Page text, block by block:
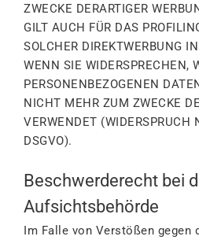
ZWECKE DERARTIGER
GILT AUCH FÜR DAS
SOLCHER DIREKTWERBUNG
WENN SIE WIDERSPRECHEN,
PERSONENBEZOGENEN
NICHT MEHR ZUM ZWECKE
VERWENDET (WIDERSPRUCH
DSGVO).
Beschwerderecht bei
Aufsichtsbehörde
Im Falle von Verstößen gegen